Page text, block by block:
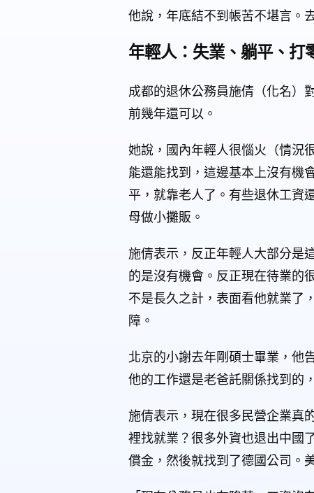
他說，年底結不到帳苦不堪言。
年輕人：失業、躺平、打
成都的退休公務員施倩（化名）
前幾年還可以。
她說，國內年輕人很惱火（情況
能還能找到，這邊基本上沒有機
平，就靠老人了。有些退休工資
母做小攤販。
施倩表示，反正年輕人大部分是
的是沒有機會。反正現在待業的
不是長久之計，表面看他就業了
障。
北京的小謝去年剛碩士畢業，他
他的工作還是老爸託關係找到的
施倩表示，現在很多民營企業真
裡找就業？很多外資也退出中國
償金，然後就找到了德國公司。